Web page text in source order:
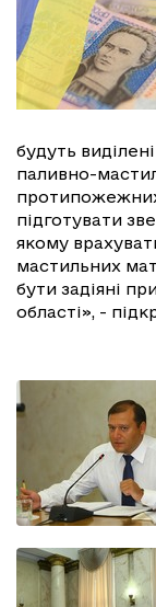
будуть
паливно-
протипожежних
підготувати
якому
мастильних
бути задіяні
області», -